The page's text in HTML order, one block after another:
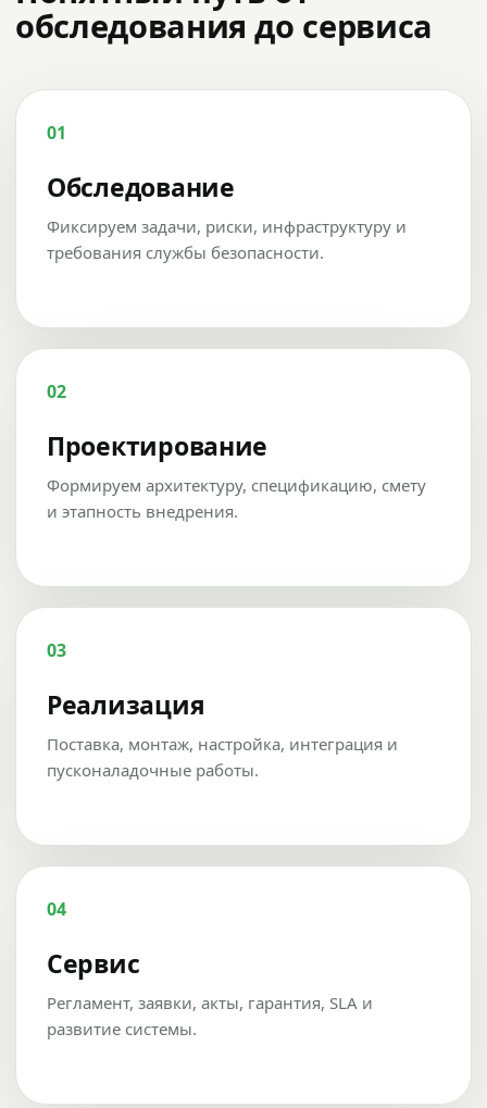
обследования до сервиса
01
Обследование
Фиксируем задачи, риски, инфраструктуру и
требования службы безопасности.
02
Проектирование
Формируем архитектуру, спецификацию, смету
и этапность внедрения.
03
Реализация
Поставка, монтаж, настройка, интеграция и
пусконаладочные работы.
04
Сервис
Регламент, заявки, акты, гарантия, SLA и
развитие системы.